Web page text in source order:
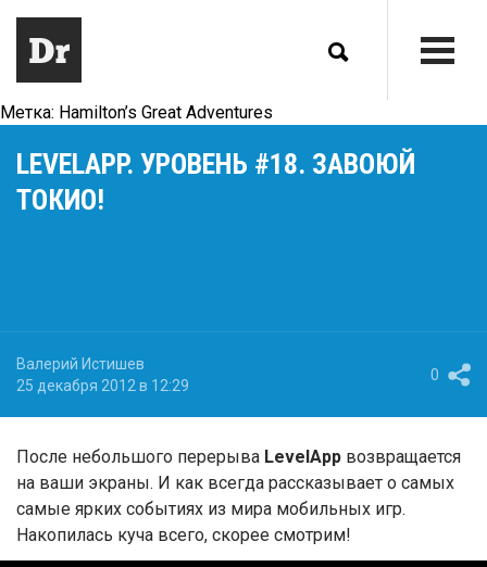
Метка: Hamilton’s Great Adventures
LEVELAPP. УРОВЕНЬ #18. ЗАВОЮЙ
ТОКИО!
Валерий Истишев
25 декабря 2012 в 12:29
0
После небольшого перерыва LevelApp возвращается
на ваши экраны. И как всегда рассказывает о самых
самые ярких событиях из мира мобильных игр.
Накопилась куча всего, скорее смотрим!